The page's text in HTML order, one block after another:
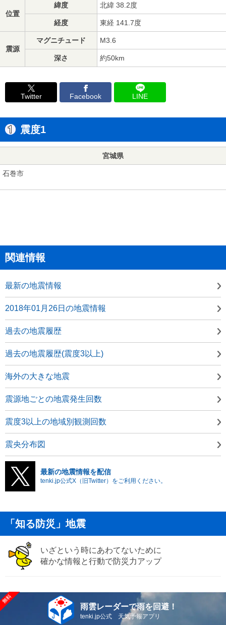
位置
緯度 北緯 38.2度
経度 東経 141.7度
震源
マグニチュード M3.6
深さ 約50km
Twitter Facebook LINE
震度1
宮城県
石巻市
関連情報
最新の地震情報
2018年01月26日の地震情報
過去の地震履歴
過去の地震履歴(震度3以上)
海外の大きな地震
震源地ごとの地震発生回数
震度3以上の地域別観測回数
震央分布図
最新の地震情報を配信
tenki.jp公式X（旧Twitter）をご利用ください。
「知る防災」地震
いざという時にあわてないために
確かな情報と行動で防災力アップ
雨雲レーダーで雨を回避！
tenki.jp公式 天気予報アプリ